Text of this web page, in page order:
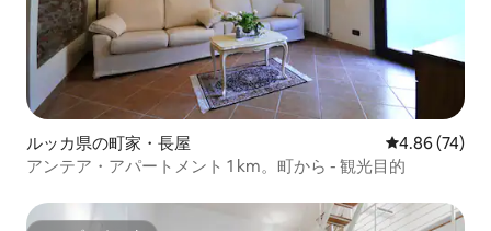
ルッカ県の町家・長屋 レビュー74
4.86 (74)
アンテア・アパートメント 1 km。町から - 観光目的